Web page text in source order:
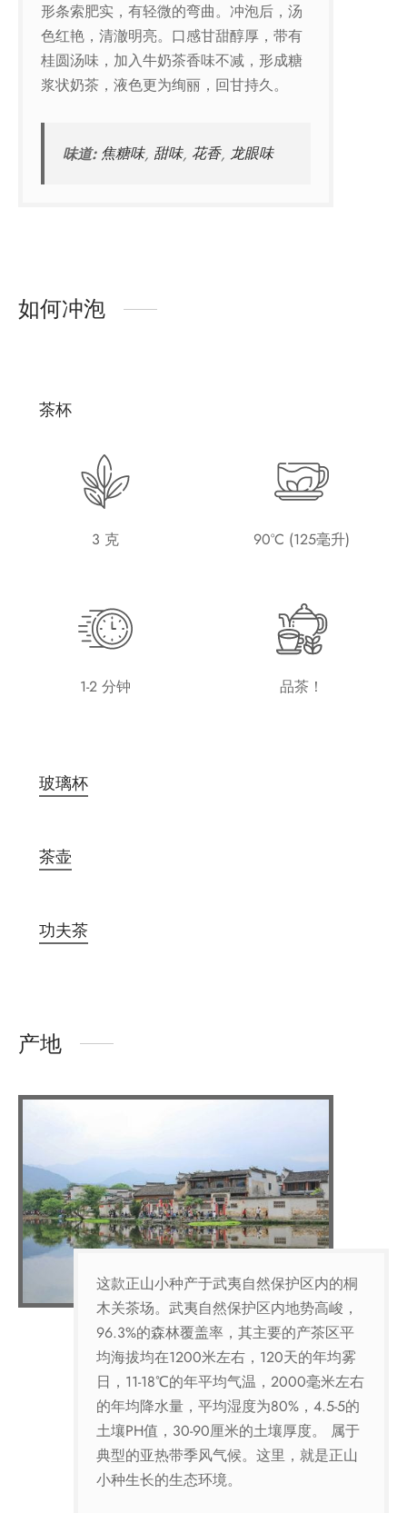
形条索肥实，有轻微的弯曲。冲泡后，汤
色红艳，清澈明亮。口感甘甜醇厚，带有
桂圆汤味，加入牛奶茶香味不减，形成糖
浆状奶茶，液色更为绚丽，回甘持久。
味道: 焦糖味, 甜味, 花香, 龙眼味
如何冲泡
茶杯
3 克 90°C (125毫升)
1-2 分钟 品茶！
玻璃杯
茶壶
功夫茶
产地
这款正山小种产于武夷自然保护区内的桐
木关茶场。武夷自然保护区内地势高峻，
96.3%的森林覆盖率，其主要的产茶区平
均海拔均在1200米左右，120天的年均雾
日，11-18℃的年平均气温，2000毫米左右
的年均降水量，平均湿度为80%，4.5-5的
土壤PH值，30-90厘米的土壤厚度。 属于
典型的亚热带季风气候。这里，就是正山
小种生长的生态环境。